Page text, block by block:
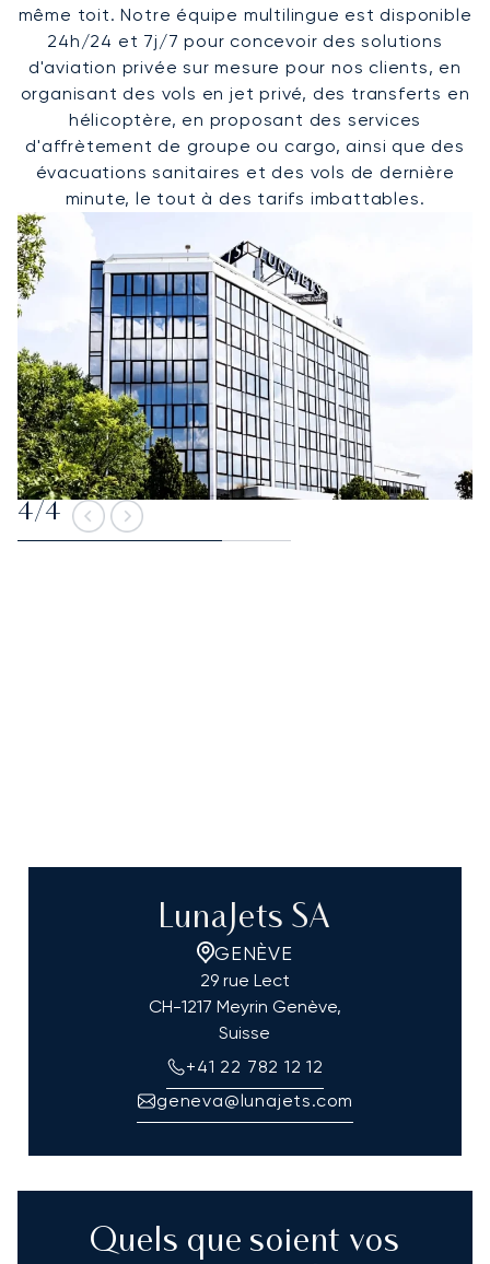
même toit. Notre équipe multilingue est disponible
24h/24 et 7j/7 pour concevoir des solutions
d'aviation privée sur mesure pour nos clients, en
organisant des vols en jet privé, des transferts en
hélicoptère, en proposant des services
d'affrètement de groupe ou cargo, ainsi que des
évacuations sanitaires et des vols de dernière
minute, le tout à des tarifs imbattables.
4/4
LunaJets SA
GENÈVE
29 rue Lect
CH-1217 Meyrin Genève,
Suisse
+41 22 782 12 12
geneva@lunajets.com
Quels que soient vos